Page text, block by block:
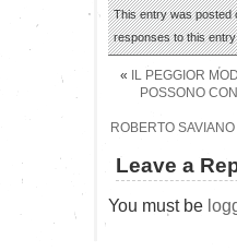
This entry was posted
responses to this
«
IL PEGGIOR
POSSONO
ROBERTO
Leave a
You must be